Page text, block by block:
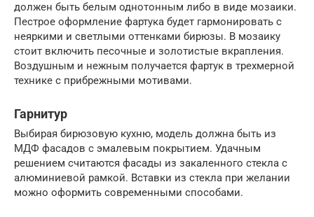
должен быть белым однотонным либо в виде мозаики.
Пестрое оформление фартука будет гармонировать с
неяркими и светлыми оттенками бирюзы. В мозаику
стоит включить песочные и золотистые вкрапления.
Воздушным и нежным получается фартук в трехмерной
технике с прибрежными мотивами.
Гарнитур
Выбирая бирюзовую кухню, модель должна быть из
МДФ фасадов с эмалевым покрытием. Удачным
решением считаются фасады из закаленного стекла с
алюминиевой рамкой. Вставки из стекла при желании
можно оформить современными способами.